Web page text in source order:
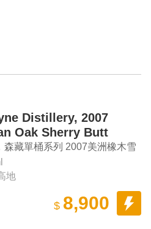
Distillery, 2007
Oak Sherry Butt
Highland Single
Whisky
森藏單桶系列 2007美洲橡木雪
芽蘇格蘭威士忌
地
$ 8,900